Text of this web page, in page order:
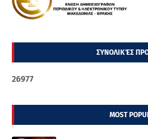
ΣΥΝΟΛΙΚΈΣ
26977
MOST